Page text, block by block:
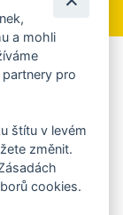
na
akce?
a mohli
pro
štítu v levém
změnit.
cookies.